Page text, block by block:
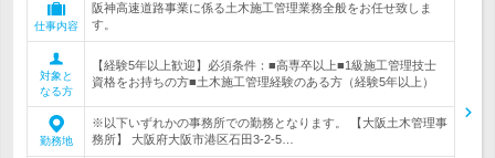
仕事内容
阪神高速道路事業に係る土木施工管理業務全般をお任せ致しま
す。
対象と
なる方
【経験5年以上歓迎】必須条件：■高専卒以上■1級施工管理技士
資格をお持ちの方■土木施工管理経験のある方（経験5年以上）
勤務地
※以下いずれかの事務所での勤務となります。 【大阪土木管理事
務所】 大阪府大阪市港区石田3-2-5…